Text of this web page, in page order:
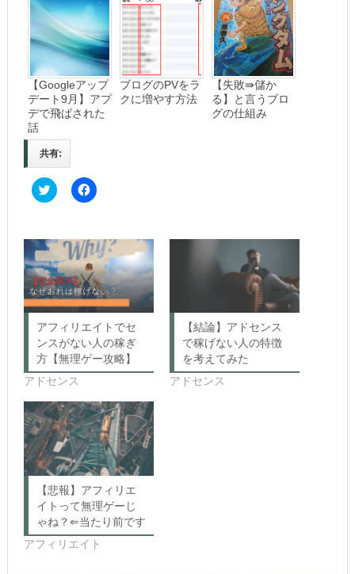
【Googleアップ
デート9月】アプ
デで飛ばされた
話
ブログのPVをラ
クに増やす方法
【失敗⇛儲か
る】と言うブロ
グの仕組み
共有:
C
l
t
s
h
a
r
e
o
n
T
w
t
t
e
(新
し
い
ウ
ィ
ン
ド
ウ
で
開
き
ま
す)
F
a
o
o
k
で
共
有
す
る
に
は
ク
リ
ッ
ク
く
だ
さ
い
(新
し
い
ウ
ィ
ン
ド
ウ
で
開
き
アフィリエイトでセ
ンスがない人の稼ぎ
方【無理ゲー攻略】
アドセンス
【結論】アドセンス
で稼げない人の特徴
を考えてみた
アドセンス
【悲報】アフィリエ
イトって無理ゲーじ
ゃね？⇐当たり前です
アフィリエイト